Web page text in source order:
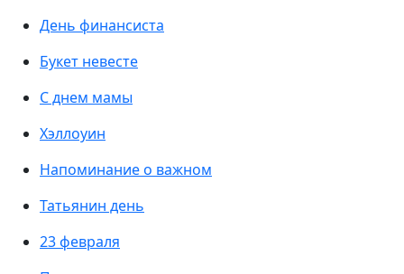
День финансиста
Букет невесте
С днем мамы
Хэллоуин
Напоминание о важном
Татьянин день
23 февраля